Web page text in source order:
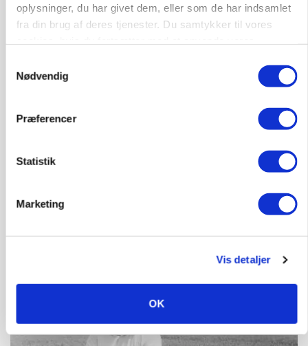
oplysninger, du har givet dem, eller som de har indsamlet
fra din brug af deres tjenester. Du samtykker til vores
Nødvendig
Præferencer
Statistik
Marketing
Vis detaljer
OK
Kalvepasser til ejendom i udvikling søges
Kalve
Klimastald
03. aug.